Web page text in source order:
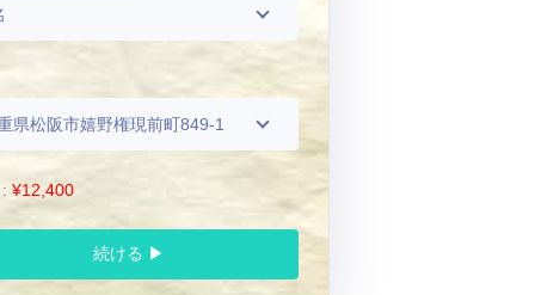
県松阪市嬉野権現前町849-1
¥12,400
続ける ▶︎